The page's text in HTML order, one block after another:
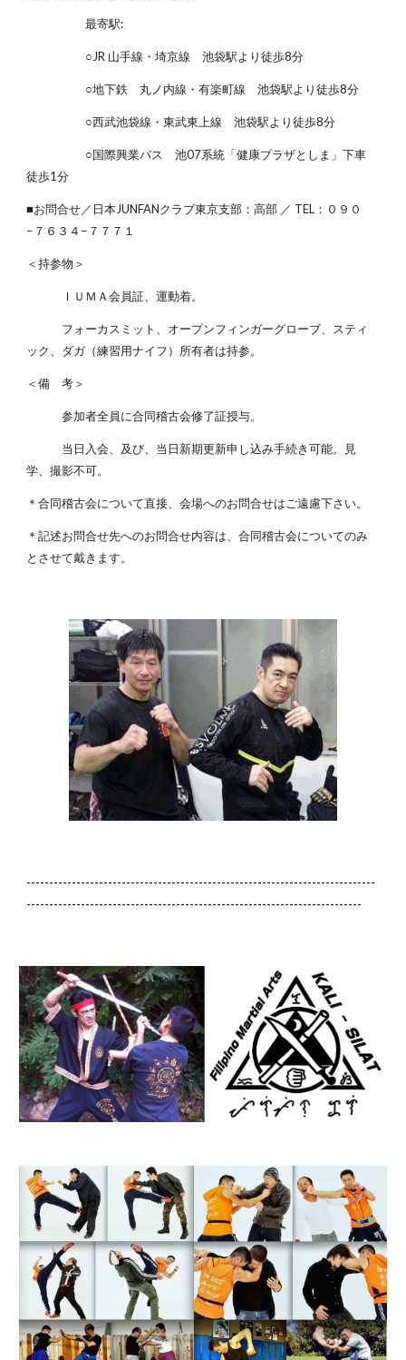
最寄駅:
○JR 山手線・埼京線 池袋駅より徒歩8分
○地下鉄 丸ノ内線・有楽町線 池袋駅より徒歩8分
○西武池袋線・東武東上線 池袋駅より徒歩8分
○国際興業バス 池07系統「健康プラザとしま」下車
徒歩1分
■お問合せ／日本JUNFANクラブ東京支部：高部 ／ TEL：０９０
−７６３４−７７７１
＜持参物＞
ＩＵＭＡ会員証、運動着。
フォーカスミット、オープンフィンガーグローブ、スティ
ック、ダガ（練習用ナイフ）所有者は持参。
＜備 考＞
参加者全員に合同稽古会修了証授与。
当日入会、及び、当日新期更新申し込み手続き可能。見
学、撮影不可。
＊合同稽古会について直接、会場へのお問合せはご遠慮下さい。
＊記述お問合せ先へのお問合せ内容は、合同稽古会についてのみ
とさせて戴きます。
-----------------------------------------------------------------------------
--------------------------------------------------------------------------